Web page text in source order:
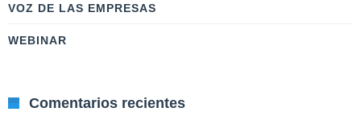
VOZ DE LAS EMPRESAS
WEBINAR
Comentarios recientes